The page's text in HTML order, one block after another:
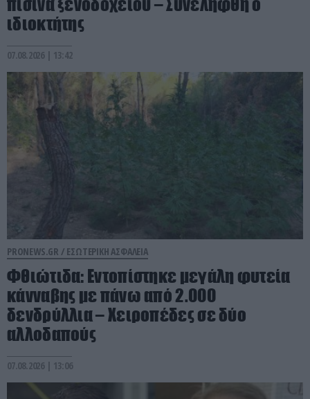
ιδιοκτήτης
07.08.2026 | 13:42
PRONEWS.GR / ΕΣΩΤΕΡΙΚΗ ΑΣΦΑΛΕΙΑ
Φθιώτιδα: Εντοπίστηκε μεγάλη φυτεία
κάνναβης με πάνω από 2.000
δενδρύλλια – Xειροπέδες σε δύο
αλλοδαπούς
07.08.2026 | 13:06